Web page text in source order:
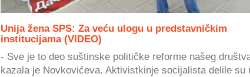
Unija žena SPS: Za veću ulogu u predstavničkim
institucijama (VIDEO)
- Sve je to deo suštinske političke reforme našeg
kazala je Novkovićeva. Aktivistkinje socijalista delile su